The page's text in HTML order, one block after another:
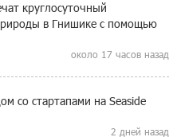
круглосуточный
в Гнишике с помощью
около 17 часов назад
со стартапами на Seaside
2 дней назад